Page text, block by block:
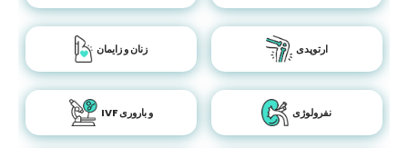
زنان و زایمان ارتوپدی
IVF و باروری نفرولوژی